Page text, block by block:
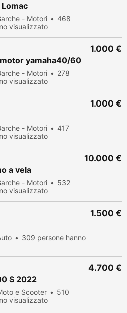
- Motori
468
visualizzato
yamaha40/60
- Motori
278
visualizzato
1.000 €
- Motori
417
visualizzato
1.000 €
a vela
- Motori
532
visualizzato
10.000 €
309 persone hanno
1.500 €
S 2022
e Scooter
510
visualizzato
4.700 €